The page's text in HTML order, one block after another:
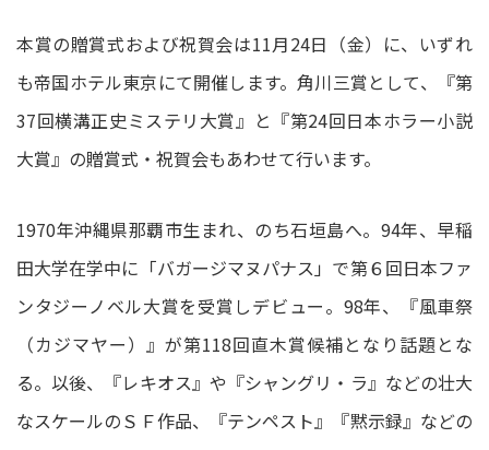
本賞の贈賞式および祝賀会は11月24日（金）に、いずれ
も帝国ホテル東京にて開催します。角川三賞として、『第
37回横溝正史ミステリ大賞』と『第24回日本ホラー小説
大賞』の贈賞式・祝賀会もあわせて行います。
1970年沖縄県那覇市生まれ、のち石垣島へ。94年、早稲
田大学在学中に「バガージマヌパナス」で第６回日本ファ
ンタジーノベル大賞を受賞しデビュー。98年、『風車祭
（カジマヤー）』が第118回直木賞候補となり話題とな
る。以後、『レキオス』や『シャングリ・ラ』などの壮大
なスケールのＳＦ作品、『テンペスト』『黙示録』などの